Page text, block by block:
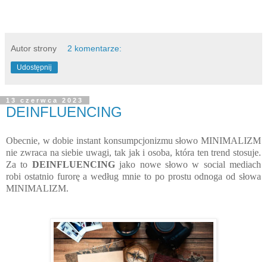
Autor strony 2 komentarze:
Udostępnij
13 czerwca 2023
DEINFLUENCING
Obecnie, w dobie instant konsumpcjonizmu słowo MINIMALIZM
nie zwraca na siebie uwagi, tak jak i osoba, która ten trend stosuje.
Za to DEINFLUENCINGjako nowe słowo w social mediach
robi ostatnio furorę a według mnie to po prostu odnoga od słowa
MINIMALIZM.